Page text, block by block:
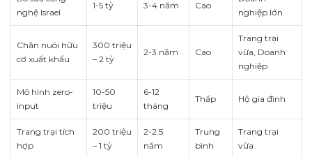
nghệ Israel
1-5 tỷ 3-4 năm Cao
nghiệp lớn
Chăn nuôi hữu
cơ xuất khẩu
300 triệu
– 2 tỷ
2-3 năm Cao
Trang trại
vừa, Doanh
nghiệp
Mô hình zero-
input
10-50
triệu
6-12
tháng
Thấp Hộ gia đình
Trang trại tích
hợp
200 triệu
– 1 tỷ
2-2.5
năm
Trung
bình
Trang trại
vừa